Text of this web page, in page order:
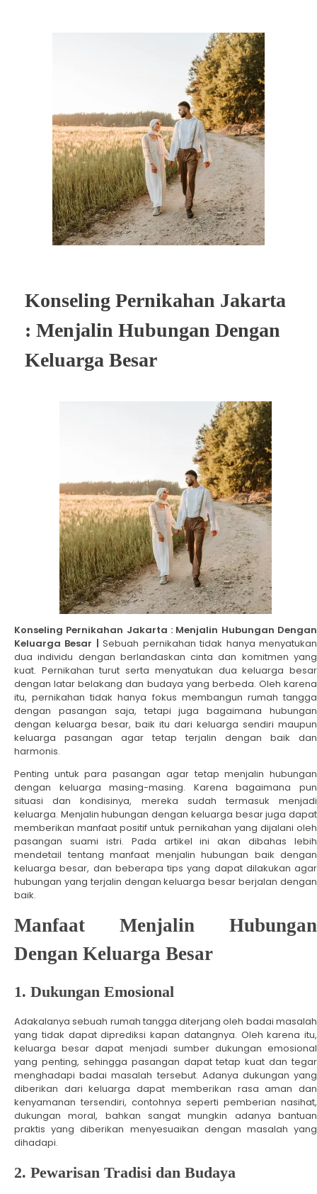
Konseling Pernikahan Jakarta
: Menjalin Hubungan Dengan
Keluarga Besar
Konseling Pernikahan Jakarta : Menjalin Hubungan Dengan
Keluarga Besar |Sebuah pernikahan tidak hanya menyatukan
dua individu dengan berlandaskan cinta dan komitmen yang
kuat. Pernikahan turut serta menyatukan dua keluarga besar
dengan latar belakang dan budaya yang berbeda. Oleh karena
itu, pernikahan tidak hanya fokus membangun rumah tangga
dengan pasangan saja, tetapi juga bagaimana hubungan
dengan keluarga besar, baik itu dari keluarga sendiri maupun
keluarga pasangan agar tetap terjalin dengan baik dan
harmonis.
Penting untuk para pasangan agar tetap menjalin hubungan
dengan keluarga masing-masing. Karena bagaimana pun
situasi dan kondisinya, mereka sudah termasuk menjadi
keluarga. Menjalin hubungan dengan keluarga besar juga dapat
memberikan manfaat positif untuk pernikahan yang dijalani oleh
pasangan suami istri. Pada artikel ini akan dibahas lebih
mendetail tentang manfaat menjalin hubungan baik dengan
keluarga besar, dan beberapa tips yang dapat dilakukan agar
hubungan yang terjalin dengan keluarga besar berjalan dengan
baik.
Manfaat Menjalin Hubungan
Dengan Keluarga Besar
1. Dukungan Emosional
Adakalanya sebuah rumah tangga diterjang oleh badai masalah
yang tidak dapat diprediksi kapan datangnya. Oleh karena itu,
keluarga besar dapat menjadi sumber dukungan emosional
yang penting, sehingga pasangan dapat tetap kuat dan tegar
menghadapi badai masalah tersebut. Adanya dukungan yang
diberikan dari keluarga dapat memberikan rasa aman dan
kenyamanan tersendiri, contohnya seperti pemberian nasihat,
dukungan moral, bahkan sangat mungkin adanya bantuan
praktis yang diberikan menyesuaikan dengan masalah yang
dihadapi.
2. Pewarisan Tradisi dan Budaya